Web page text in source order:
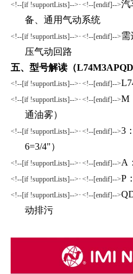
<!--[if !supportLists]-->· <!--[endif]-->汽
备、通用气动系统
<!--[if !supportLists]-->· <!--[endif]-->需
压气动回路
五、型号解读（
<!--[if !supportLists]-->· <!--[endif]-->
<!--[if !supportLists]-->· <!--[endif]-->M
通油雾）
<!--[if !supportLists]-->· <!--[endif]-->3
6=3/4"）
<!--[if !supportLists]-->· <!--[endif]-->A
<!--[if !supportLists]-->· <!--[endif]-->P
<!--[if !supportLists]-->· <!--[endif]-->
动排污